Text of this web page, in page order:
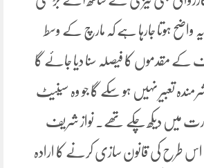
ہوتا جارہا ہے کہ مارچ کے وسط
مقدموں کا فیصلہ سنا دیا جائے گا
تعبیر نہیں ہو سکے گا جو وہ سینیٹ
میں دیکھ چکے تھے۔ نواز شریف
طرح کی قانون سازی کرنے کا ارادہ